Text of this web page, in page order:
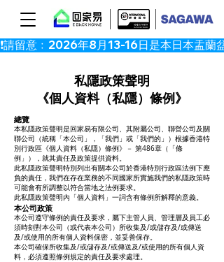
私隱政策聲明
《個人資料（私隱）條例》
總覽
本私隱政策聲明是回家易有限公司、其附屬公司、聯營公司及關
聯公司（統稱「本公司」，「我們」或「我們的」）根據香港特
別行政區《個人資料（私隱）條例》－ 第486章（「條
例」），就其責任及政策提供資料。
此私隱政策聲明特別列出有關本公司於香港特別行政區法例下應
負的責任，我們在存在業務的不同國家所實施我們的私隱政策時
可能會有所調整以符合當地之法例要求。
此私隱政策聲明內「個人資料」一詞含有條例所解釋的意義。
本公司政策
本公司遵守條例的責任及要求，屬下主管人員、管理層及員工必
須時刻對本公司（或代表本公司）所收集及/或儲存及/或傳送
及/或使用的所有個人資料保密，並妥善保存。
本公司確保所收集及/或儲存及/或傳送及/或使用的所有個人資
料，必須遵照條例規定的責任及要求處理。